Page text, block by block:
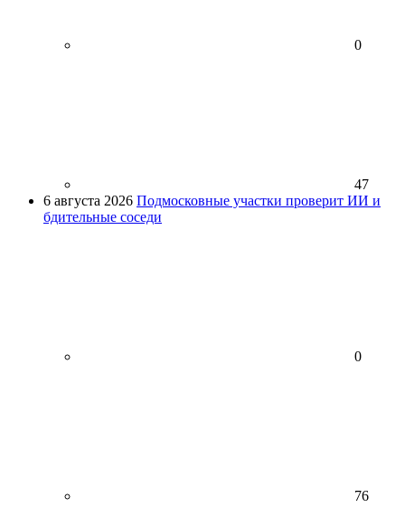
0
47
6 августа 2026 Подмосковные участки проверит ИИ и
бдительные соседи
0
76